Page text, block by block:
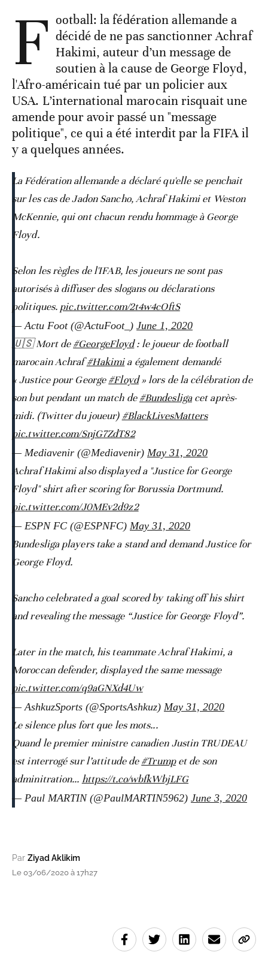
F ootball: la fédération allemande a
décidé de ne pas sanctionner Achraf
Hakimi, auteur d’un message de
soutien à la cause de George Floyd,
l'Afro-américain tué par un policier aux
USA. L’international marocain risquait une
amende pour avoir passé un "message
politique", ce qui a été interdit par la FIFA il
y a quelques années.
La Fédération allemande a déclaré qu'elle se penchait
sur les cas de Jadon Sancho, Achraf Hakimi et Weston
McKennie, qui ont chacun rendu hommage à George
Floyd.
Selon les règles de l'IFAB, les joueurs ne sont pas
autorisés à diffuser des slogans ou déclarations
politiques. pic.twitter.com/2t4w4cOftS
— Actu Foot (@ActuFoot_) June 1, 2020
🇺🇸 Mort de#GeorgeFloyd: le joueur de football
marocain Achraf#Hakimia également demandé
« Justice pour George#Floyd» lors de la célébration de
son but pendant un match de#Bundesligacet après-
midi. (Twitter du joueur) #BlackLivesMatters
pic.twitter.com/SnjG7ZdT82
— Mediavenir (@Mediavenir) May 31, 2020
Achraf Hakimi also displayed a "Justice for George
Floyd" shirt after scoring for Borussia Dortmund.
pic.twitter.com/J0MEv2d9z2
— ESPN FC (@ESPNFC) May 31, 2020
Bundesliga players take a stand and demand Justice for
George Floyd.
Sancho celebrated a goal scored by taking off his shirt
and revealing the message “Justice for George Floyd”.
Later in the match, his teammate Achraf Hakimi, a
Moroccan defender, displayed the same message
pic.twitter.com/q9aGNXd4Uw
— AshkuzSports (@SportsAshkuz) May 31, 2020
Le silence plus fort que les mots...
Quand le premier ministre canadien Justin TRUDEAU
est interrogé sur l’attitude de#Trumpet de son
adminitration... https://t.co/wbfkWbjLFG
— Paul MARTIN (@PaulMARTIN5962) June 3, 2020
Par Ziyad Aklikim
Le 03/06/2020 à 17h27